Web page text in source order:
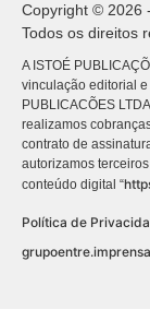
Copyright © 2026
Todos os direitos
A ISTOÉ
vinculação editorial e
PUBLICACÕES
realizamos
contrato de
autorizamos
conteúdo digital “
Política de